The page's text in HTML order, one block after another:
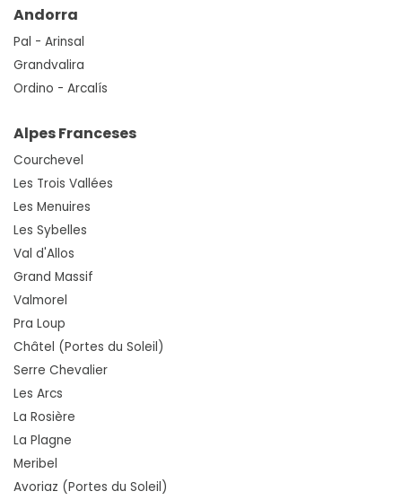
Andorra
Pal - Arinsal
Grandvalira
Ordino - Arcalís
Alpes Franceses
Courchevel
Les Trois Vallées
Les Menuires
Les Sybelles
Val d'Allos
Grand Massif
Valmorel
Pra Loup
Châtel (Portes du Soleil)
Serre Chevalier
Les Arcs
La Rosière
La Plagne
Meribel
Avoriaz (Portes du Soleil)